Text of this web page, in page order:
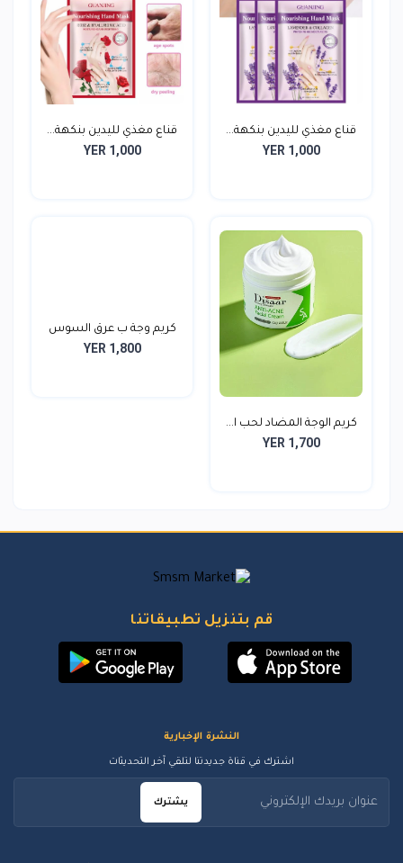
قناع مغذي لليدين بنكهة...
YER 1,000
قناع مغذي لليدين بنكهة...
YER 1,000
كريم الوجة المضاد لحب ا...
YER 1,700
كريم وجة ب عرق السوس
YER 1,800
قم بتنزيل تطبيقاتنا
النشرة الإخبارية
اشترك في قناة جديدتنا لتلقي آخر التحديثات
يشترك